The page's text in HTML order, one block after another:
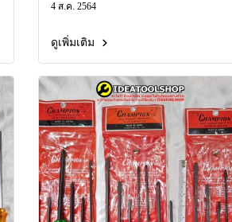
1411 ไขควงปากแฉก ไขควง
4 ส.ค. 2564
ดูเพิ่มเติม